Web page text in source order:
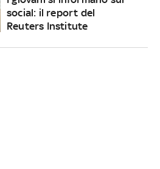
social: il report del
Reuters Institute